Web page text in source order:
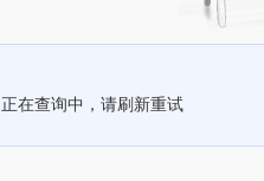
正在查询中，请刷新重试